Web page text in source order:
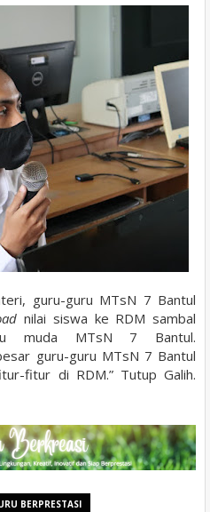
guru-guru MTsN 7 Bantul
nilai siswa ke RDM sambal
muda MTsN 7 Bantul.
guru-guru MTsN 7 Bantul
fitur di RDM.” Tutup Galih.
BERPRESTASI